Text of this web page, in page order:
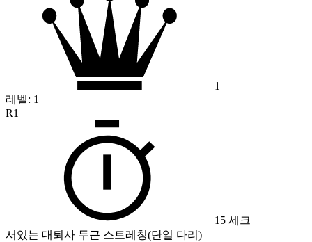
1
레벨: 1
R1
15 세크
서있는 대퇴사 두근 스트레칭(단일 다리)